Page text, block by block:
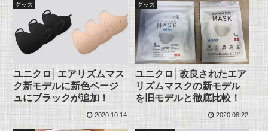
グッズ
ユニクロ│エアリズムマス
ク新モデルに新色ベージ
ュにブラックが追加！
2020.10.14
グッズ
ユニクロ│改良されたエア
リズムマスクの新モデル
を旧モデルと徹底比較！
2020.08.22